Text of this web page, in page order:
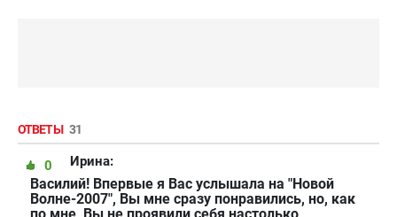
ОТВЕТЫ 31
Ирина:
0
Василий! Впервые я Вас услышала на "Новой
Волне-2007", Вы мне сразу понравились, но, как
по мне, Вы не проявили себя настолько,